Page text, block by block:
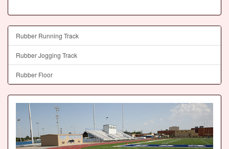
Rubber Running Track
Rubber Jogging Track
Rubber Floor